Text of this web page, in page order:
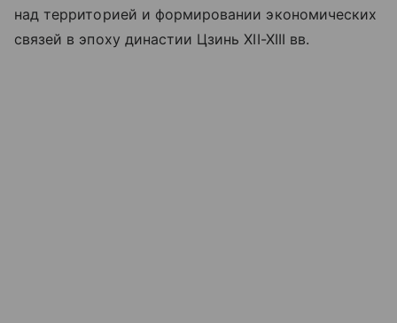
над территорией и формировании экономических
связей в эпоху династии Цзинь XII-XIII вв.